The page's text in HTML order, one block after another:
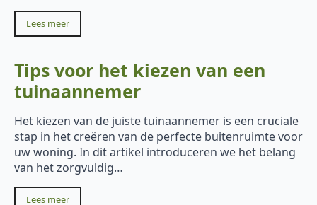
Lees meer
Tips voor het kiezen van een
tuinaannemer
Het kiezen van de juiste tuinaannemer is een cruciale
stap in het creëren van de perfecte buitenruimte voor
uw woning. In dit artikel introduceren we het belang
van het zorgvuldig…
Lees meer